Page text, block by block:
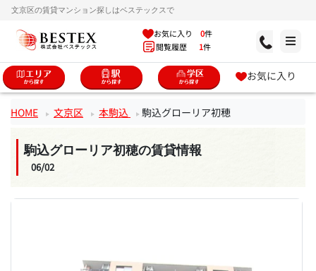
文京区の賃貸マンション探しはベステックスで
お気に入り 0件
閲覧履歴 1件
お気に入り
HOME 文京区 本駒込 駒込グローリア初穂
駒込グローリア初穂の賃貸情報
06/02